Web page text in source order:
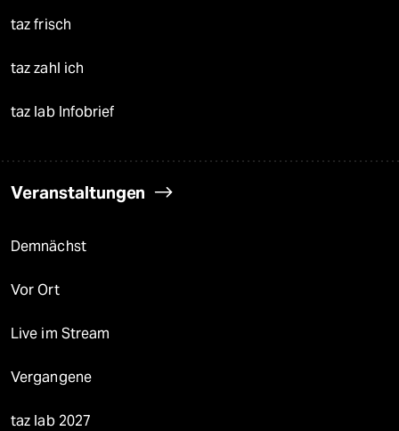
taz frisch
taz zahl ich
taz lab Infobrief
Veranstaltungen
Demnächst
Vor Ort
Live im Stream
Vergangene
taz lab 2027